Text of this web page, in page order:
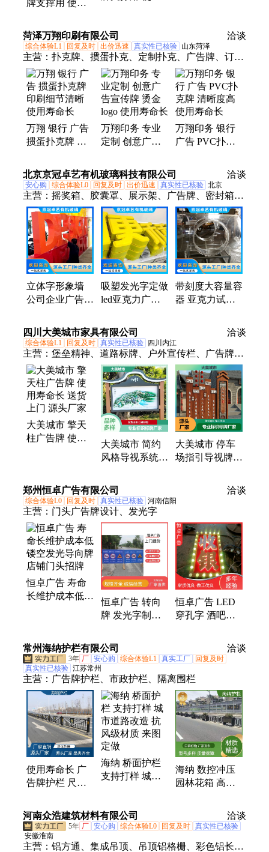
牌支撑用 使用
角三角形钢 不
锈钢
菏泽万翔印刷有限公司 洽谈
综合体验L1 回复及时 出价迅速 真实性已核验 山东菏泽
主营： 扑克牌、掼蛋扑克、定制扑克、广告牌、订制
扑克、掼蛋扑克牌、外贸扑克、塑料扑克、广告扑
克、广告扑克牌、扑克牌定制、掼蛋扑克定制、礼品
扑克牌、PVC扑克牌、礼品扑克、掼蛋扑克牌定制、
塑料扑克牌、扑克牌批发、房地产扑克、扑克牌工
厂、掼蛋专用扑克牌、定制扑克牌、扑克礼盒、扑克
牌礼盒、掼蛋扑克礼盒、企业宣传广告扑克
万翔 银行 广告
掼蛋扑克牌 印
用寿命长
万翔印务 专业
定制 创意广告
使用寿命长
万翔印务 银行
广告 PVC扑克
北京京冠卓艺有机玻璃科技有限公司 洽谈
安心购 综合体验L0 回复及时 出价迅速 真实性已核验 北京
主营： 摇奖箱、胶囊罩、展示架、广告牌、密封箱、
防护罩、操作箱、弯头管、展示柜、半球罩、亚克力
灯板、有机玻璃灯罩、挡风罩、亚克力展示架、玻璃
球罩、防尘罩、手套箱、有机玻璃法兰、透明有机玻
璃弯头、有机玻璃实验装置、亚克力砖、曲面有机玻
璃、亚克力定制
立体字形象墙
公司企业广告牌
使用寿命长
吸塑发光字定做
led亚克力广告
耐腐蚀 使用寿
命长
带刻度大容量容
器 亚克力试验
厂家定制 京冠
四川大美城市家具有限公司 洽谈
综合体验L1 回复及时 真实性已核验 四川内江
主营： 堡垒精神、道路标牌、户外宣传栏、广告牌、
电子垃圾分类、候车亭供应商
大美城市 擎天
柱广告牌 使用
大美城市 简约
风格导视系统
地点介绍 一站
式服务 厂家
大美城市 停车
场指引导视牌
定制 生产厂家
郑州恒卓广告有限公司 洽谈
综合体验L0 回复及时 真实性已核验 河南信阳
主营： 门头广告牌设计、发光字
恒卓广告 寿命
长维护成本低
恒卓广告 转向
牌 发光字制作
低
恒卓广告 LED
穿孔字 酒吧
广告牌 寿命长
维护成本低
常州海纳护栏有限公司 洽谈
3年 厂 安心购 综合体验L1 真实工厂
回复及时
真实性已核验 江苏常州
主营： 广告牌护栏、市政护栏、隔离围栏
使用寿命长 广
告牌护栏 尺寸
变形
海纳 桥面护栏
支持打样 城市
做
海纳 数控冲压
园林花箱 高速
河南众浩建筑材料有限公司 洽谈
5年 厂 安心购 综合体验L0 回复及时 真实性已核验
安徽淮南
主营： 铝方通、集成吊顶、吊顶铝格栅、彩色铝长城